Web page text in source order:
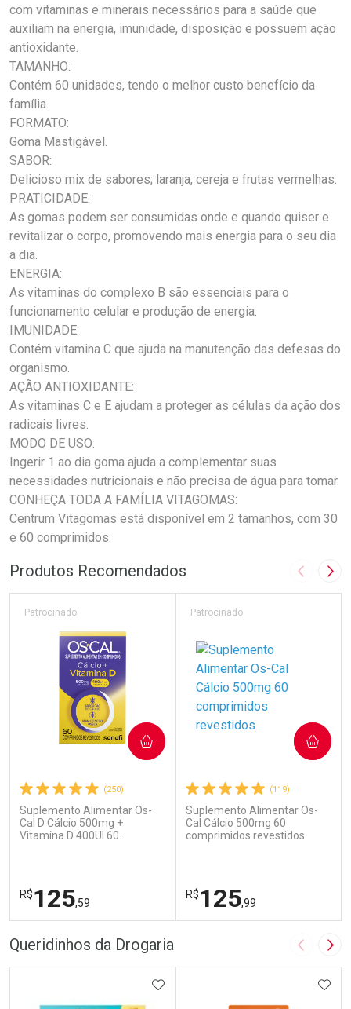
com vitaminas e minerais necessários para a saúde que
auxiliam na energia, imunidade, disposição e possuem ação
antioxidante.
TAMANHO:
Contém 60 unidades, tendo o melhor custo benefício da
família.
FORMATO:
Goma Mastigável.
SABOR:
Delicioso mix de sabores; laranja, cereja e frutas vermelhas.
PRATICIDADE:
As gomas podem ser consumidas onde e quando quiser e
revitalizar o corpo, promovendo mais energia para o seu dia
a dia.
ENERGIA:
As vitaminas do complexo B são essenciais para o
funcionamento celular e produção de energia.
IMUNIDADE:
Contém vitamina C que ajuda na manutenção das defesas do
organismo.
AÇÃO ANTIOXIDANTE:
As vitaminas C e E ajudam a proteger as células da ação dos
radicais livres.
MODO DE USO:
Ingerir 1 ao dia goma ajuda a complementar suas
necessidades nutricionais e não precisa de água para tomar.
CONHEÇA TODA A FAMÍLIA VITAGOMAS:
Centrum Vitagomas está disponível em 2 tamanhos, com 30
e 60 comprimidos.
Produtos Recomendados Imagem
(250)
Suplemento Alimentar Os-
Cal D Cálcio 500mg +
Vitamina D 400UI 60
Patrocinado
R$125,59
COMPRAR
(119)
Suplemento Alimentar Os-
Cal Cálcio 500mg 60
comprimidos revestidos
Patrocinado
R$125,99
COMPRAR
Queridinhos da Drogaria Imagem
ADICIONAR AOS FAVORITOS